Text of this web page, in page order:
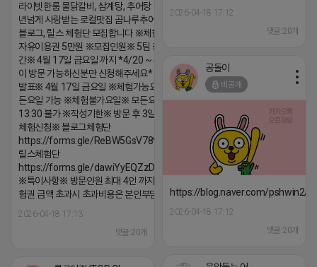
라이빗한룸 물닭갈비, 삼계탕, 추어탕 맛집 10
년넘게 사랑받는 로컬맛집 곰나루추어탕에서
블로그, 릴스 체험단 모집합니다 ※체험메뉴※
자유이용권 5만원 ※모집인원※ 5팀 ※모집기
간※ 4월 17일 금요일 까지 *4/20 ~ 4/26 사
이 방문 가능하신분만 신청해주세요* ※체험단
발표※ 4월 17일 금요일 ※체험가능요일※ 모
든요일 가능 ※체험불가요일※ 모든요일 12 ~
13:30 불가 ※작성기한※ 방문 후 3일 이내 ※
체험신청※ 블로그체험단
https://forms.gle/ReBW5GsV789ur2Pz6
릴스체험단
https://forms.gle/dawiYyEQZzDdqf8W8
※특이사항※ 방문인원 최대 4인 까지 가능 체
험권 금액 초과시 초과비용은 본인부담입니다.
2026-04-18 17:13
댓글:20개
2026-04-18 17:12
댓글:20개
공돌이
비공개
https://blog.naver.com/pshwin2/
2026-04-18 17:12
댓글:20개